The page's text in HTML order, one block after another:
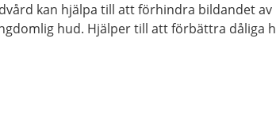
kan hjälpa till att förhindra bildandet
hud. Hjälper till att förbättra dåliga